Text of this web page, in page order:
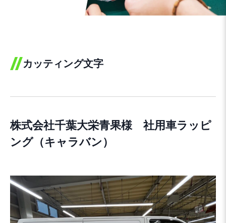
カッティング文字
株式会社千葉大栄青果様 社用車ラッピ
ング（キャラバン）